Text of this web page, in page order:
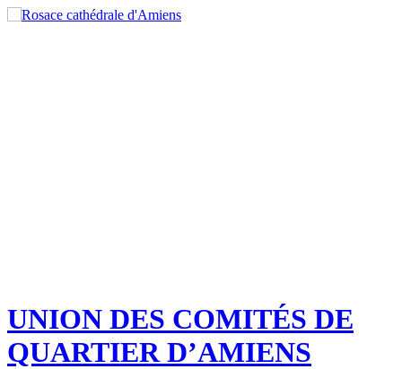
UNION DES COMITÉS DE
QUARTIER D’AMIENS